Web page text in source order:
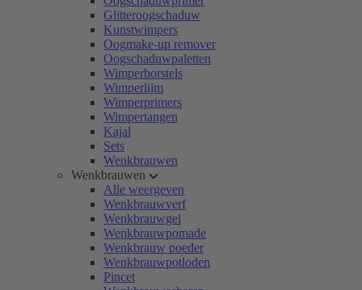
Glitteroogschaduw
Kunstwimpers
Oogmake-up remover
Oogschaduwpaletten
Wimperborstels
Wimperlijm
Wimperprimers
Wimpertangen
Kajal
Sets
Wenkbrauwen
Wenkbrauwen
Alle weergeven
Wenkbrauwverf
Wenkbrauwgel
Wenkbrauwpomade
Wenkbrauw poeder
Wenkbrauwpotloden
Pincet